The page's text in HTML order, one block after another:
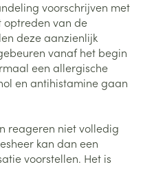
voorschrijven met
optreden van de
deze aanzienlijk
vanaf het begin
een allergische
en antihistamine gaan
reageren niet volledig
kan dan een
voorstellen. Het is